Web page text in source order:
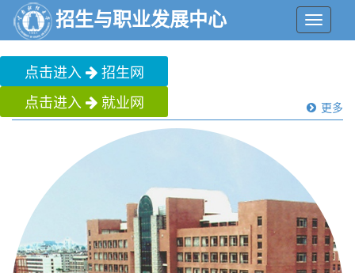
菜
单
招生与职业发展中心
点击进入
招生网
点击进入
就业网
部门动态 更多